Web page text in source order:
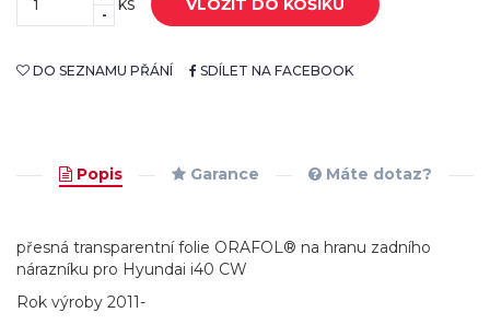
-
KS VLOŽIT DO KOŠÍKU
DO SEZNAMU PŘÁNÍ SDÍLET NA FACEBOOK
Popis Garance Máte dotaz?
přesná transparentní folie ORAFOL® na hranu zadního
nárazníku pro Hyundai i40 CW
Rok výroby 2011-